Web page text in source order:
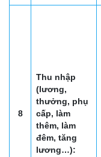
8
Thu nhập
(lương,
thưởng, phụ
cấp, làm
thêm, làm
đêm, tăng
lương…):